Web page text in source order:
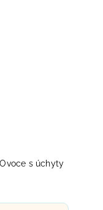
s úchyty